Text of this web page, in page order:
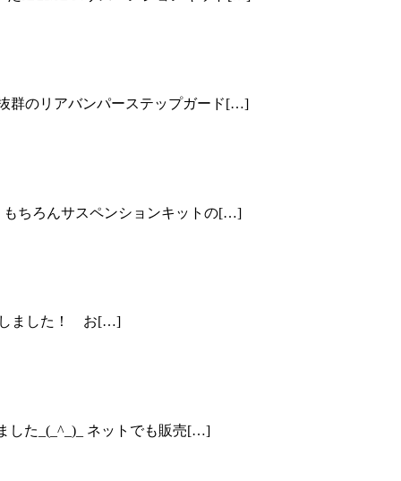
群のリアバンパーステップガード[…]
もちろんサスペンションキットの[…]
しました！ お[…]
した_(_^_)_ ネットでも販売[…]